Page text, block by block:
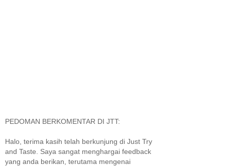
PEDOMAN BERKOMENTAR DI JTT:
Halo, terima kasih telah berkunjung di Just Try
and Taste. Saya sangat menghargai feedback
yang anda berikan, terutama mengenai